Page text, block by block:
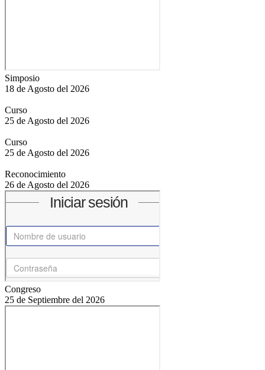
Simposio
18 de Agosto del 2026
Curso
25 de Agosto del 2026
Curso
25 de Agosto del 2026
Reconocimiento
26 de Agosto del 2026
Congreso
25 de Septiembre del 2026